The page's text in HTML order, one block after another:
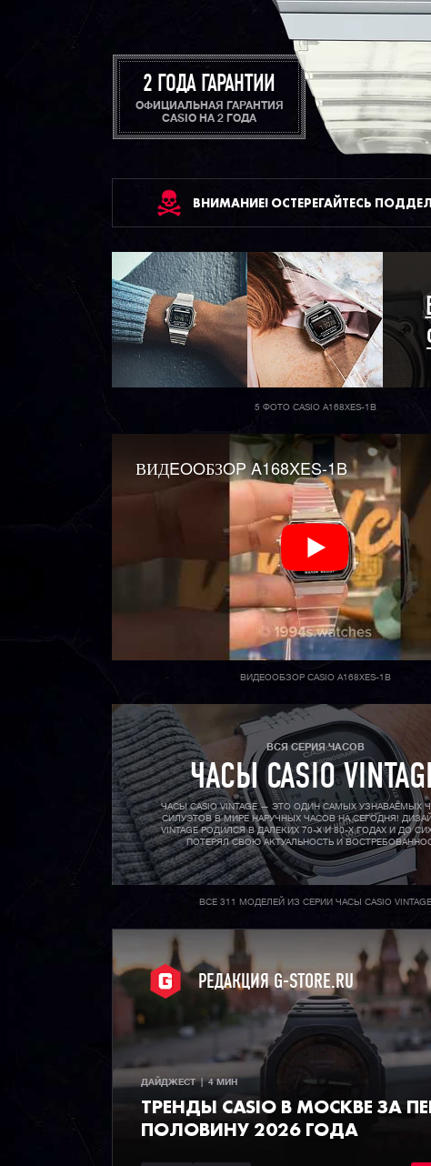
2 ГОДА ГАРАНТИИ
ОФИЦИАЛЬНАЯ ГАРАНТИЯ
CASIO НА 2 ГОДА
ВНИМАНИЕ! ОСТЕРЕГАЙТЕСЬ
5 ФОТО CASIO A168XES-1B
ВИДEOOБЗOP A168XES-1B
ВИДЕООБЗОР CASIO A168XES-1B
ВСЯ СЕРИЯ ЧАСОВ
ЧАСЫ CASIO
ЧАСЫ CASIO VINTAGE — ЭТО ОДИН САМЫХ УЗНАВАЕМЫХ
СИЛУЭТОВ В МИРЕ НАРУЧНЫХ ЧАСОВ НА СЕГОДНЯ!
VINTAGE РОДИЛСЯ В ДАЛЕКИХ 70-X И 80-X ГОДАХ И ДО
ПОТЕРЯЛ СВОЮ АКТУАЛЬНОСТЬ И
ВСЕ 311 МОДЕЛЕЙ ИЗ СЕРИИ ЧАСЫ CASIO VINTAGE
РЕДАКЦИЯ G-STORE.RU
ДАЙДЖЕСТ  |  4 МИН
ТРЕНДЫ CASIO В МОСКВЕ ЗА
ПОЛОВИНУ 2026 ГОДА